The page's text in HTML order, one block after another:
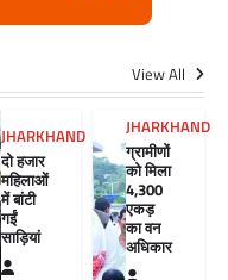
View All
JHARKHAND
दो हजार
महिलाओं
में बांटी
गईं
साड़ियां
JHARKHAND
ग्रामीणों
को मिला
4,300
एकड़
का वन
अधिकार